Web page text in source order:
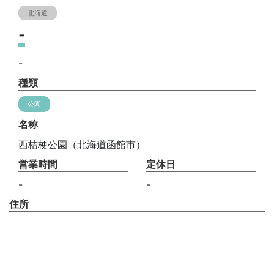
北海道
-
-
種類
公園
名称
西桔梗公園（北海道函館市）
営業時間
-
定休日
-
住所